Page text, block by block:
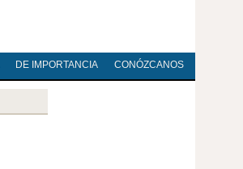
DE IMPORTANCIA CONÓZCANOS